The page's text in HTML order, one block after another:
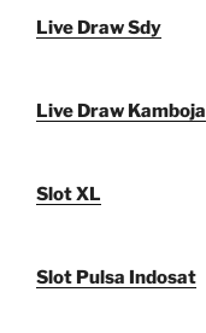
Live Draw Sdy
Live Draw Kamboja
Slot XL
Slot Pulsa Indosat